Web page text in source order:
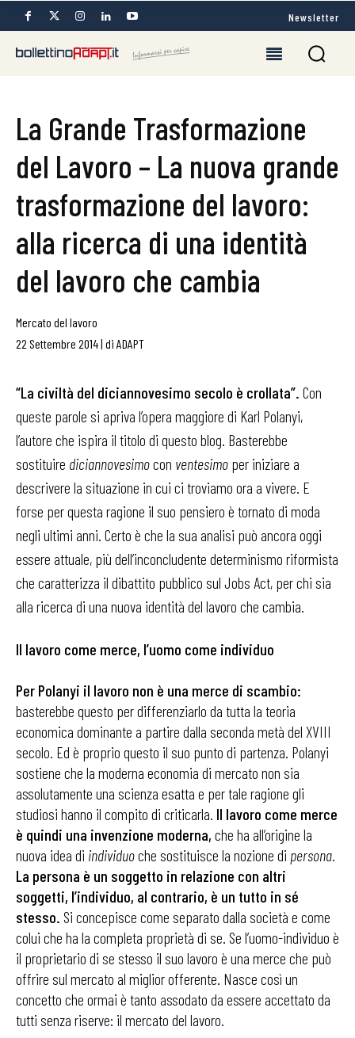
Newsletter
La Grande Trasformazione
del Lavoro – La nuova grande
trasformazione del lavoro:
alla ricerca di una identità
del lavoro che cambia
Mercato del lavoro
22 Settembre 2014| di ADAPT
“La civiltà del diciannovesimo secolo è crollata”. Con
queste parole si apriva l’opera maggiore di Karl Polanyi,
l’autore che ispira il titolo di questo blog. Basterebbe
sostituire diciannovesimocon ventesimo per iniziare a
descrivere la situazione in cui ci troviamo ora a vivere. E
forse per questa ragione il suo pensiero è tornato di moda
negli ultimi anni. Certo è che la sua analisi può ancora oggi
essere attuale, più dell’inconcludente determinismo riformista
che caratterizza il dibattito pubblico sul Jobs Act, per chi sia
alla ricerca di una nuova identità del lavoro che cambia.
Il lavoro come merce, l’uomo come individuo
Per Polanyi il lavoro non è una merce di scambio:
basterebbe questo per differenziarlo da tutta la teoria
economica dominante a partire dalla seconda metà del XVIII
secolo. Ed è proprio questo il suo punto di partenza. Polanyi
sostiene che la moderna economia di mercato non sia
assolutamente una scienza esatta e per tale ragione gli
studiosi hanno il compito di criticarla. Il lavoro come merce
è quindi una invenzione moderna, che ha all’origine la
nuova idea di individuoche sostituisce la nozione di persona.
La persona è un soggetto in relazione con altri
soggetti, l’individuo, al contrario, è un tutto in sé
stesso. Si concepisce come separato dalla società e come
colui che ha la completa proprietà di se. Se l’uomo-individuo è
il proprietario di se stesso il suo lavoro è una merce che può
offrire sul mercato al miglior offerente. Nasce così un
concetto che ormai è tanto assodato da essere accettato da
tutti senza riserve: il mercato del lavoro.